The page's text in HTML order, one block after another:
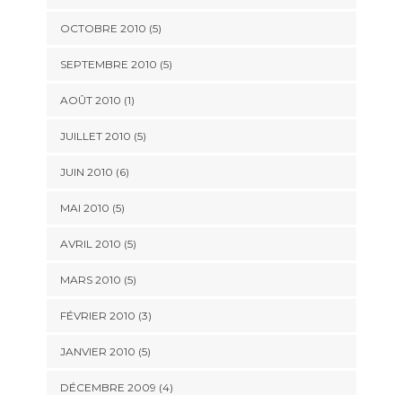
OCTOBRE 2010 (5)
SEPTEMBRE 2010 (5)
AOÛT 2010 (1)
JUILLET 2010 (5)
JUIN 2010 (6)
MAI 2010 (5)
AVRIL 2010 (5)
MARS 2010 (5)
FÉVRIER 2010 (3)
JANVIER 2010 (5)
DÉCEMBRE 2009 (4)